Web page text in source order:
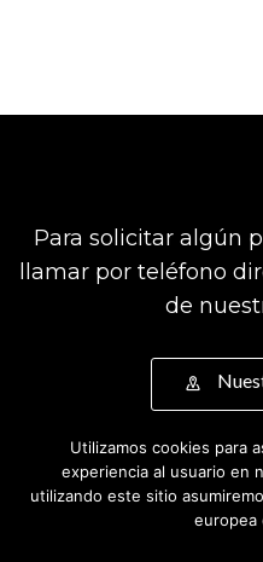
Para solicitar algún
llamar por teléfono
de
Correo:
Nº de Tlf: 968 83
Utilizamos cookies para
experiencia al usuario en
utilizando este sitio
europea